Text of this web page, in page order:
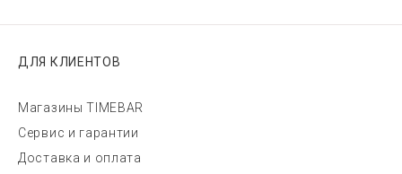
ДЛЯ КЛИЕНТОВ
Магазины TIMEBAR
Сервис и гарантии
Доставка и оплата